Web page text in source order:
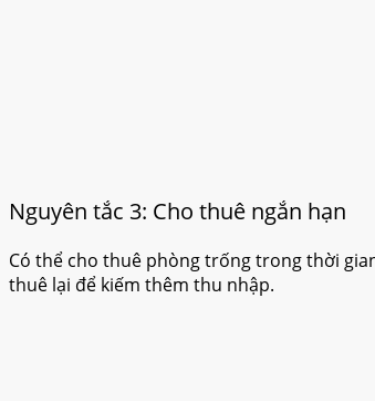
Nguyên tắc 3: Cho thuê ngắn hạn
Có thể cho thuê phòng trống trong thời
thuê lại để kiếm thêm thu nhập.